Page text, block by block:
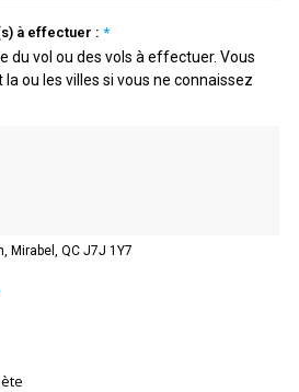
à effectuer : *
du vol ou des vols à effectuer. Vous
ou les villes si vous ne connaissez
Mirabel, QC J7J 1Y7